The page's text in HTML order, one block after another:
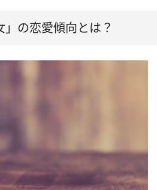
」の恋愛傾向とは？